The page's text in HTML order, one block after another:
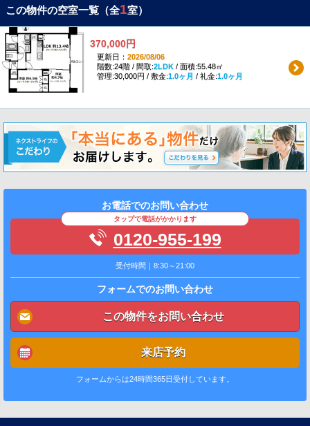
この物件の空室一覧（全1室）
370,000円
更新日： 2026/08/06
階数:24階 / 間取:2LDK/ 面積:55.48㎡
管理:30,000円 / 敷金:1.0ヶ月 / 礼金:1.0ヶ月
お電話でのお問い合わせ
タップで電話がかかります
0120-955-199
受付時間｜8:30～21:00
フォームでのお問い合わせ
この物件をお問い合わせ
来店予約
フォームからは24時間365日受付しています。